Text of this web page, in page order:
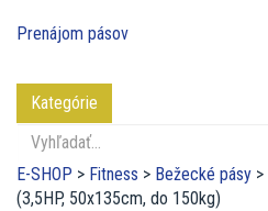
Prenájom pásov
Kategórie
E-SHOP > Fitness > Bežecké pásy >
(3,5HP, 50x135cm, do 150kg)